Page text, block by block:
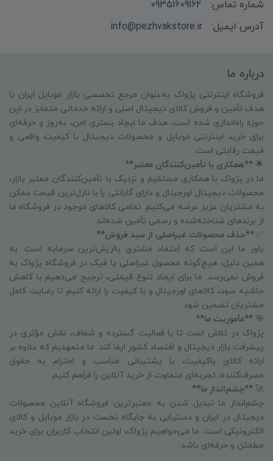
شماره تماس:
09351609162
آدرس ایمیل:
info@pezhvakstore.ir
درباره ما
فروشگاه اینترنتی پژواک به‌عنوان مرجع تخصصی بازار موبایل ایران با
هدف تأمین و فروش کالای دیجیتال اصلی و ارائه خدماتی متمایز در این
حوزه راه‌اندازی شده است. هدف ما ایجاد بستری امن، به‌روز و حرفه‌ای
برای خرید اینترنتی موبایل و محصولات دیجیتال با کیفیت واقعی و
قیمت رقابتی است.
🌟 **همکاری با تأمین‌کنندگان معتبر**
ما در پژواک با همکاری مستقیم و نزدیک با تأمین‌کنندگان معتبر بازار،
محصولات دیجیتال اورجینال و دارای گارانتی را با نازل‌ترین قیمت ممکن
به مشتریان عزیز عرضه می‌کنیم. تمامی کالاهای موجود در فروشگاه ما
از برندهای شناخته‌شده و رسمی تأمین شده‌اند.
✅ **حذف محصولات غیراصلی از سبد فروش**
باور ما این است که اعتماد مشتری باارزش‌ترین سرمایه است. به
همین دلیل، هیچ‌گونه محصول غیراصلی یا فیک در فروشگاه پژواک به
فروش نمی‌رسد. ما برای ایجاد تنوع قیمتی، ترجیح می‌دهیم با کاهش
حاشیه سود، کالاهای اورجینال و با کیفیت را ارائه کنیم تا رضایت کامل
مشتریان تضمین شود.
🎯 **مأموریت ما**
پژواک در تلاش است تا با فعالیت گسترده و شفاف، نقش مؤثری در
پیشرفت بازار دیجیتال و اقتصاد کشور ایفا کند. ما متعهدیم که علاوه بر
ارائه کالای باکیفیت، با پشتیبانی مناسب و احترام به حقوق
مصرف‌کننده، تجربه‌ای متفاوت از خرید آنلاین را فراهم کنیم.
🚀 **چشم‌انداز ما**
چشم‌انداز ما تبدیل شدن به معتبرترین فروشگاه آنلاین محصولات
دیجیتال در ایران و دستیابی به جایگاه نخست در بازار موبایل و کالای
الکترونیکی است. ما می‌خواهیم پژواک، اولین انتخاب کاربران برای خرید
مطمئن و حرفه‌ای باشد.